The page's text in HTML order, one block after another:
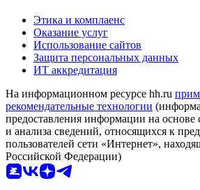
Этика и комплаенс
Оказание услуг
Использование сайтов
Защита персональных данных
ИТ аккредитация
На информационном ресурсе hh.ru
рекомендательные технологии
предоставления информации на основе
и анализа сведений, относящихся к
пользователей сети «Интернет»,
Российской Федерации)